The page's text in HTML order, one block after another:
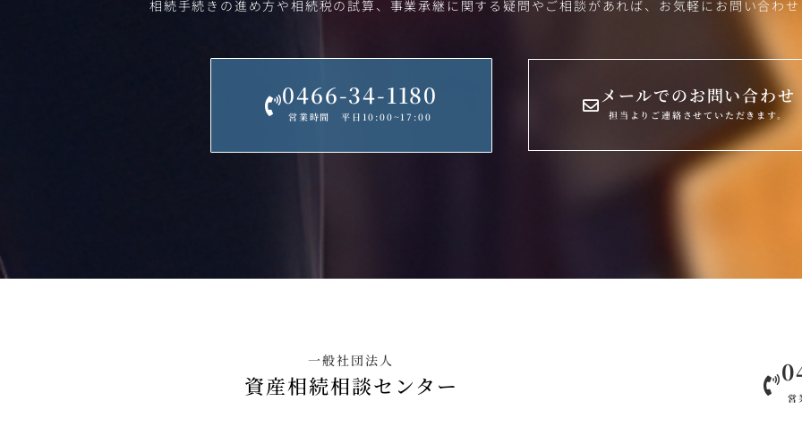
相続手続きの進め方や相続税の試算、事業承継に関する疑問やご相談があれば、お気軽にお問い合わ
0466-34-1180
営業時間 平日10:00~17:00
メールでのお問い合わせ
担当よりご連絡させていただきます。
一般社団法人
資産相続相談センター